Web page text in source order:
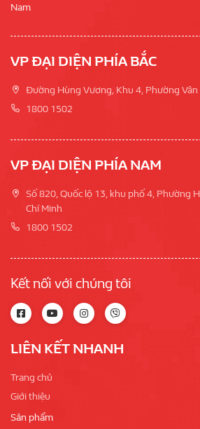
Nam
VP ĐẠI DIỆN PHÍA BẮC
Đường Hùng Vương, Khu 4, Phường Vân
1800 1502
VP ĐẠI DIỆN PHÍA NAM
Số 820, Quốc lộ 13, khu phố 4, Phường
Chí Minh
1800 1502
Kết nối với chúng tôi
LIÊN KẾT NHANH
Trang chủ
Giới thiệu
Sản phẩm